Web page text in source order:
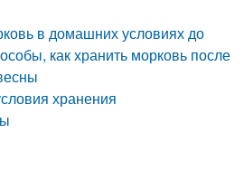
в домашних условиях до
как хранить морковь после
хранения